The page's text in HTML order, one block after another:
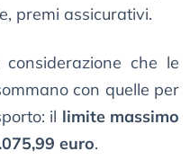
premi assicurativi.
che le
con quelle per
il limite massimo
euro.